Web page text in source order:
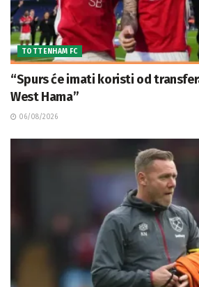
TOTTENHAM FC
“Spurs će imati koristi od
West Hama”
06/08/2026